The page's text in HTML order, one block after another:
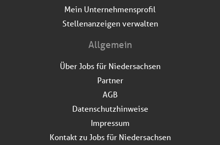
Mein Unternehmensprofil
Stellenanzeigen verwalten
Allgemein
Über Jobs für Niedersachsen
Partner
AGB
Datenschutzhinweise
Impressum
Kontakt zu Jobs für Niedersachsen